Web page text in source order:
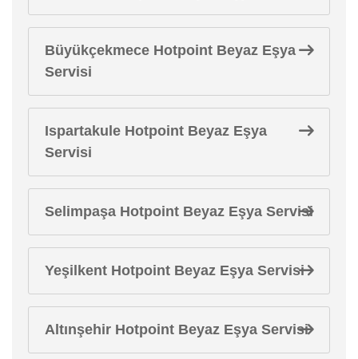
Büyükçekmece Hotpoint Beyaz Eşya
Servisi
Ispartakule Hotpoint Beyaz Eşya
Servisi
Selimpaşa Hotpoint Beyaz Eşya Servisi
Yeşilkent Hotpoint Beyaz Eşya Servisi
Altınşehir Hotpoint Beyaz Eşya Servisi